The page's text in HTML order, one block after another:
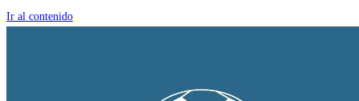
Ir al contenido